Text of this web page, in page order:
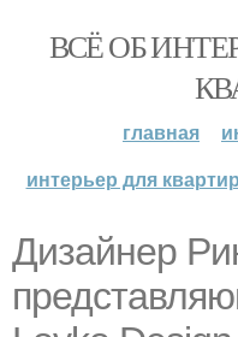
ВСЁ ОБ
главная
интерьер для
Дизайнер